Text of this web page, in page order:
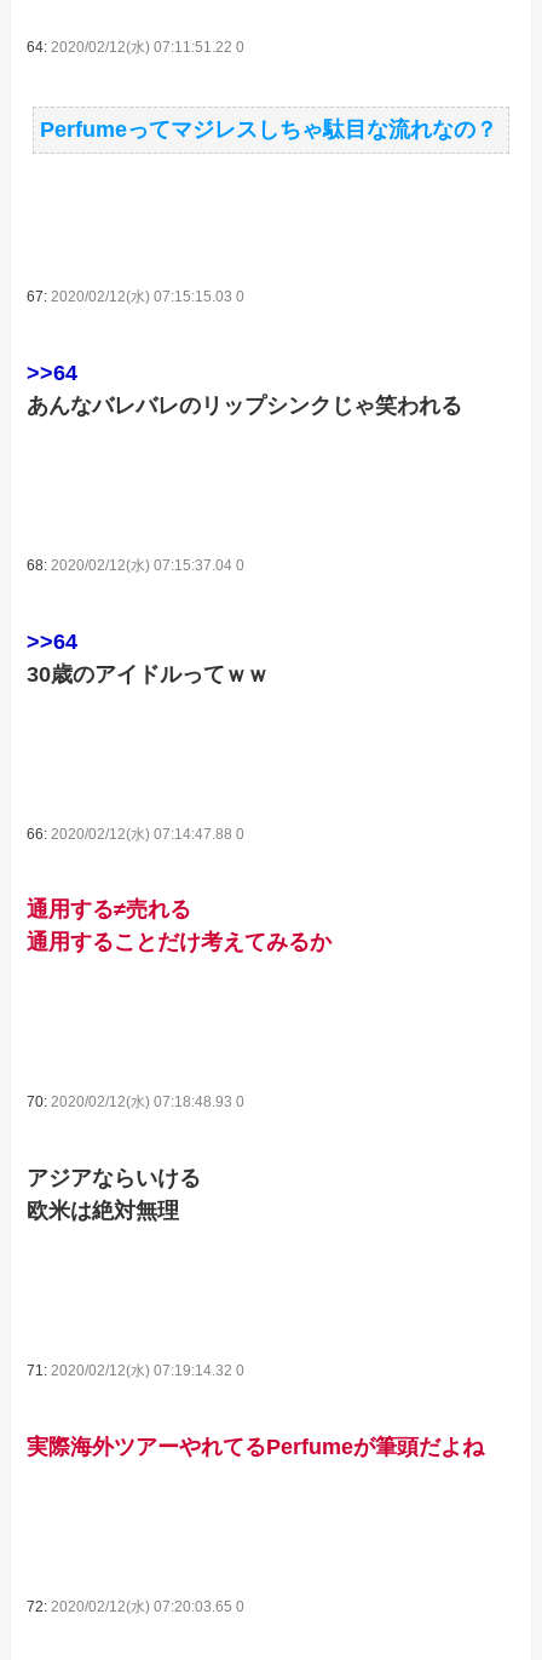
64: 2020/02/12(水) 07:11:51.22 0
Perfumeってマジレスしちゃ駄目な流れなの？
67:2020/02/12(水) 07:15:15.03 0
>>64
あんなバレバレのリップシンクじゃ笑われる
68:2020/02/12(水) 07:15:37.04 0
>>64
30歳のアイドルってｗｗ
66: 2020/02/12(水) 07:14:47.88 0
通用する≠売れる
通用することだけ考えてみるか
70:2020/02/12(水) 07:18:48.93 0
アジアならいける
欧米は絶対無理
71:2020/02/12(水) 07:19:14.32 0
実際海外ツアーやれてるPerfumeが筆頭だよね
72: 2020/02/12(水) 07:20:03.65 0